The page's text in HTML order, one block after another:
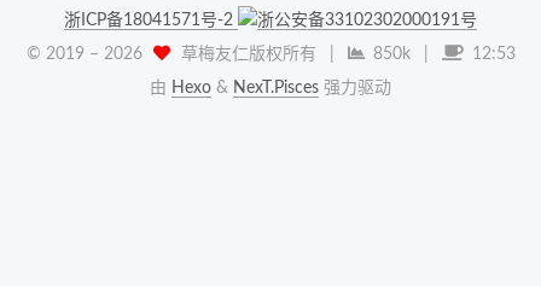
浙ICP备18041571号-2
浙公安备33102302000191号
© 2019 – 2026 草梅友仁版权所有 850k
12:53
由 Hexo & NexT.Pisces 强力驱动